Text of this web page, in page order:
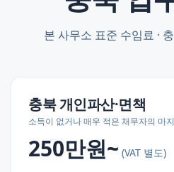
본 사무소 표준 수임료 ·
충북개인파산·면책
소득이 없거나 매우 적은 채무자의 마
250만원~ (VAT 별도)